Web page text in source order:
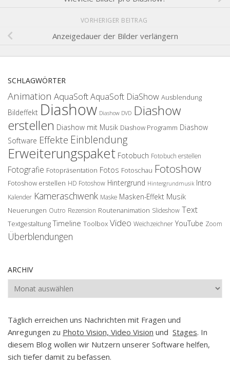
VORHERIGER BEITRAG
Anzeigedauer der Bilder verlängern
SCHLAGWÖRTER
Animation AquaSoftAquaSoft DiaShow Ausblendung
Bildeffekt Diashow Diashow DVD Diashow
erstellen Diashow mit Musik Diashow Programm Diashow
Software Effekte Einblendung
Erweiterungspaket Fotobuch Fotobuch erstellen
Fotografie Fotopräsentation Fotos Fotoschau Fotoshow
Fotoshow erstellen HD Fotoshow Hintergrund Hintergrundmusik Intro
Kalender Kameraschwenk Maske Masken-Effekt Musik
Neuerungen Outro Rezension Routenanimation Slideshow Text
Textgestaltung Timeline Toolbox Video Weichzeichner YouTube Zoom
Überblendungen
ARCHIV
Archiv
Täglich erreichen uns Nachrichten mit Fragen und
Anregungen zu Photo Vision, Video Vision und Stages. In
diesem Blog wollen wir Nutzern unserer Software helfen,
sich tiefer damit zu befassen.